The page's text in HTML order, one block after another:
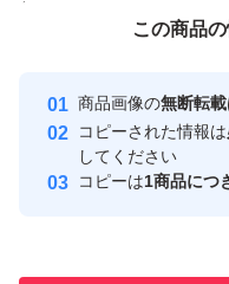
付与しています
安心取引出品者
取引実績
この商品
商品画像の無断転
コピーされた情報は
してください
コピーは1商品につ
この商品をみている人